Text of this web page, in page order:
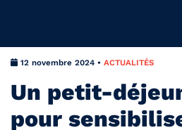
12 novembre 2024 • ACTUALITÉS
Un petit-
pour